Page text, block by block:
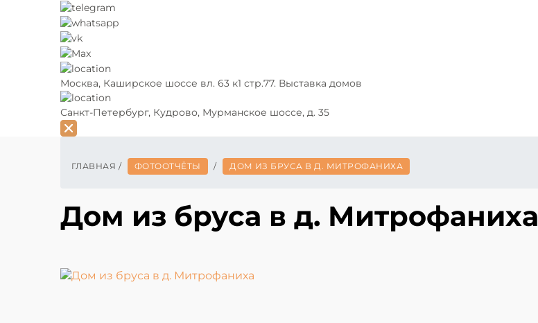
Москва, Каширское шоссе вл. 63 к1 стр.77. Выставка домов
Санкт-Петербург, Кудрово, Мурманское шоссе, д. 35
ГЛАВНАЯ / ФОТООТЧЁТЫ / ДОМ ИЗ БРУСА В Д. МИТРОФАНИХА
Дом из бруса в д. Митрофаниха